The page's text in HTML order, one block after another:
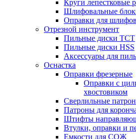
Круги лепестковые
Шлифовальные
Оправки для
Отрезной инструмент
Пильные диски ТСТ
Пильные диски HSS
Аксессуары для
Оснастка
Оправки фрезерные
Оправки с
хвостовиком
Сверлильные
Патроны для
Штифты
Втулки, оправки и
Емкости для СОЖ